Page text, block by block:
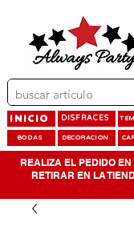
INICIO DISFRACES
BODAS DECORACION
REALIZA EL PEDIDO
RETIRAR EN LA